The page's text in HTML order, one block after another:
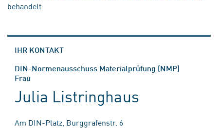
behandelt.
IHR KONTAKT
DIN-Normenausschuss Materialprüfung (NMP)
Frau
Julia Listringhaus
Am DIN-Platz, Burggrafenstr. 6